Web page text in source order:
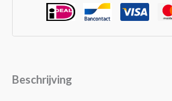
Beschrijving